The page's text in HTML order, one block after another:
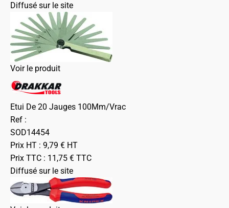
Diffusé sur le site
Voir le produit
Etui De 20 Jauges 100Mm/Vrac
Ref :
SOD14454
Prix HT : 9,79 € HT
Prix TTC : 11,75 € TTC
Diffusé sur le site